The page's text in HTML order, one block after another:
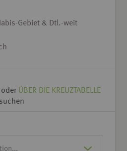
Gebiet & Dtl.-weit
ÜBER DIE KREUZTABELLE